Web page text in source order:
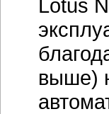
Lotus
выше)